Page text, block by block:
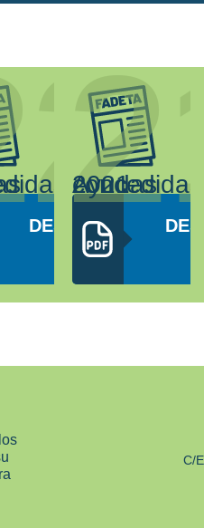
DESCARGAR
PDF
Ayudas concedidas 2021
C/